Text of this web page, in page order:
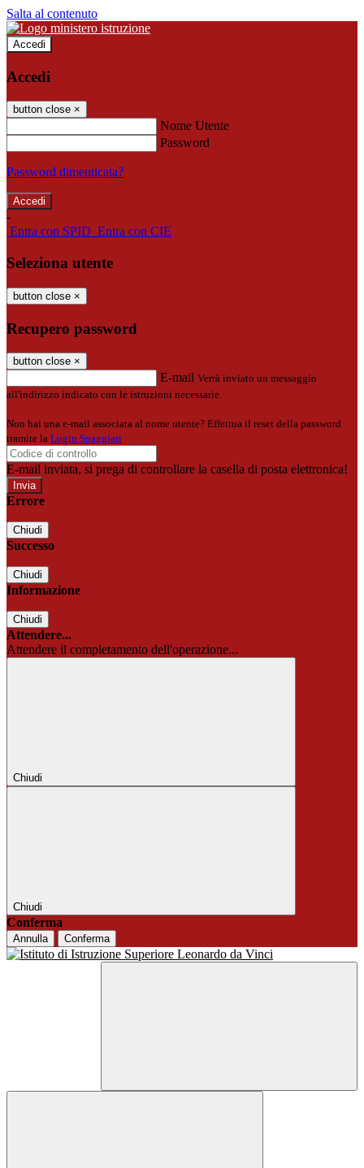
Salta al contenuto
Accedi
Accedi
button close ×
Nome Utente
Password
Password dimenticata?
-
Entra con SPID Entra con CIE
Seleziona utente
button close ×
Recupero password
button close ×
E-mail Verrà inviato un messaggio
all'indirizzo indicato con le istruzioni necessarie.
Non hai una e-mail associata al nome utente? Effettua il reset della password
tramite la Login Spaggiari
E-mail inviata, si prega di controllare la casella di posta elettronica!
Errore
Chiudi
Successo
Chiudi
Informazione
Chiudi
Attendere...
Attendere il completamento dell'operazione...
Chiudi
Chiudi
Conferma
Annulla Conferma